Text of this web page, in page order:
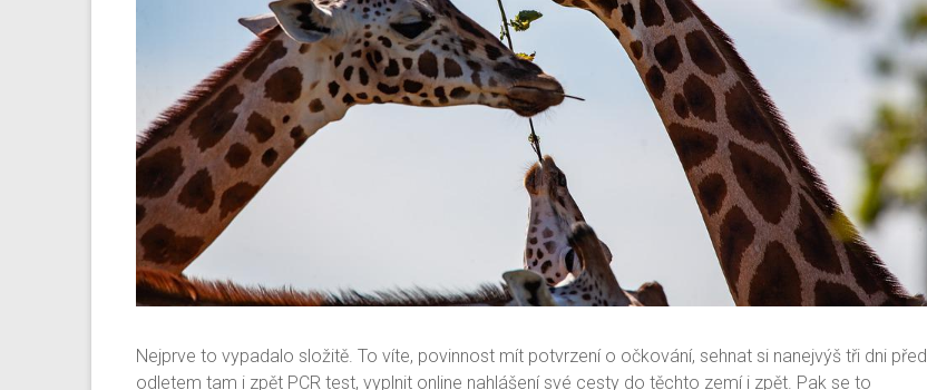
Nejprve to vypadalo složitě. To víte, povinnost mít potvrzení o očkování, sehnat si nanejvýš tři dni před
odletem tam i zpět PCR test, vyplnit online nahlášení své cesty do těchto zemí i zpět. Pak se to